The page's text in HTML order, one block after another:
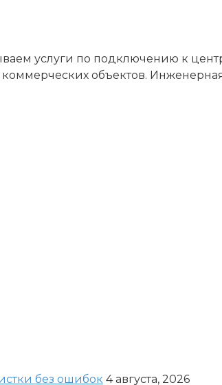
услуги по подключению к
объектов.
без ошибок 4 августа, 2026